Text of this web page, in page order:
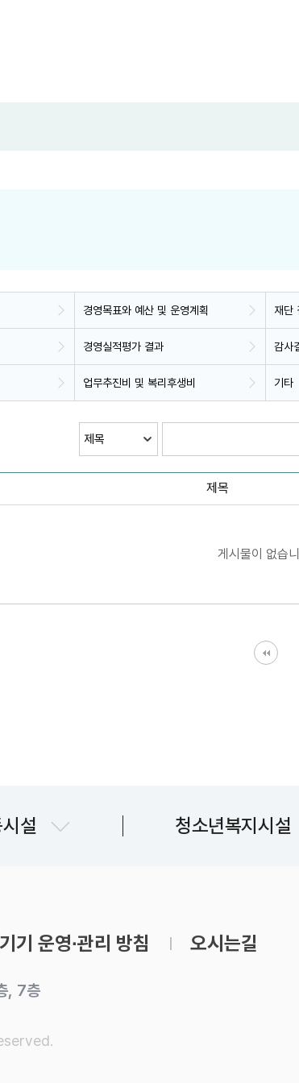
경영목표와 예산 및 운영계획 재단
경영실적평가 결과 감사
업무추진비 및 복리후생비 기타
제목
게시물이 없습
설 청소년복지시설
기 운영∙관리 방침 오시는길
, 7층